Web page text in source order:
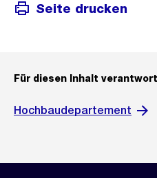
Seite drucken
Für diesen Inhalt
Hochbaudepartement